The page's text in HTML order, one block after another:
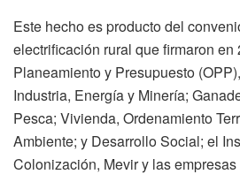
Este hecho es producto del
electrificación rural que firmaron en
Planeamiento y Presupuesto
Industria, Energía y Minería;
Pesca; Vivienda, Ordenamiento
Ambiente; y Desarrollo Social; el
Colonización, Mevir y las